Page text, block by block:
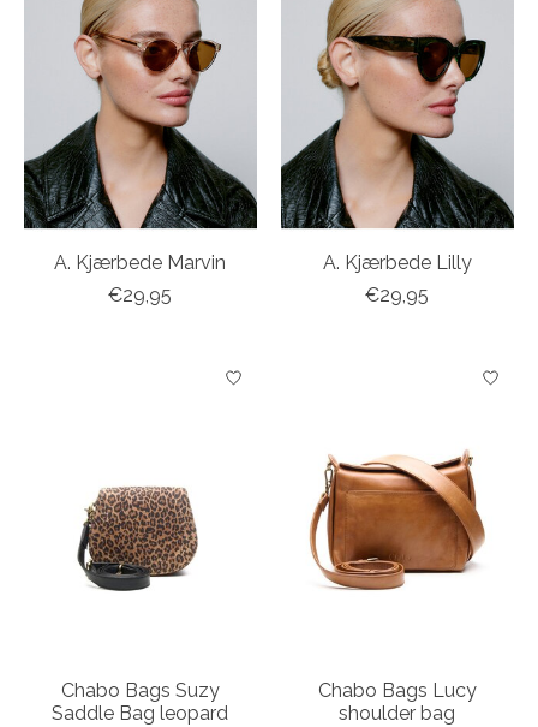
A. Kjærbede Marvin
€29,95
A. Kjærbede Lilly
€29,95
Chabo Bags Suzy
Saddle Bag leopard
Chabo Bags Lucy
shoulder bag